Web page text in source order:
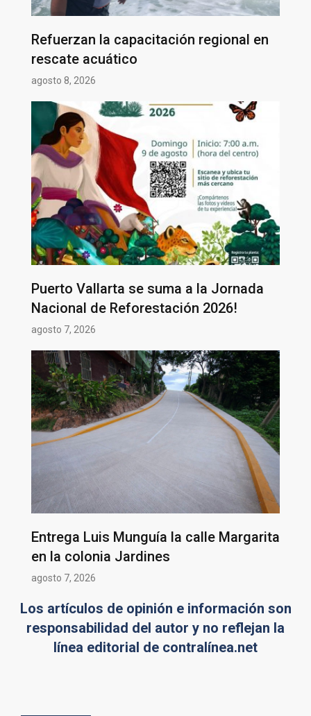
Refuerzan la capacitación regional en
rescate acuático
agosto 8, 2026
Puerto Vallarta se suma a la Jornada
Nacional de Reforestación 2026!
agosto 7, 2026
Entrega Luis Munguía la calle Margarita
en la colonia Jardines
agosto 7, 2026
Los artículos de opinión e información son
responsabilidad del autor y no reflejan la
línea editorial de contralínea.net